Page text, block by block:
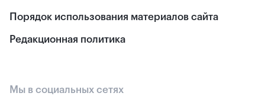
Порядок использования материалов сайта
Редакционная политика
Мы в социальных сетях